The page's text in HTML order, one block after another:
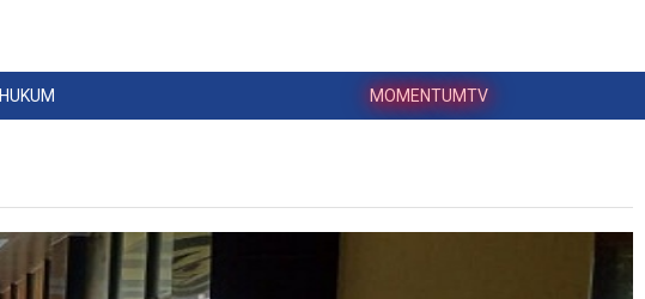
HUKUM MOMENTUMTV